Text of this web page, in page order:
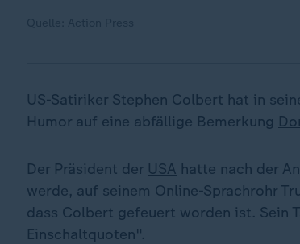
US-Satiriker Stephen Colbert hat in
Humor auf eine abfällige Bemerkung
Der Präsident der USA hatte nach der
werde, auf seinem Online-Sprachrohr
dass Colbert gefeuert worden ist. Sein
Einschaltquoten".